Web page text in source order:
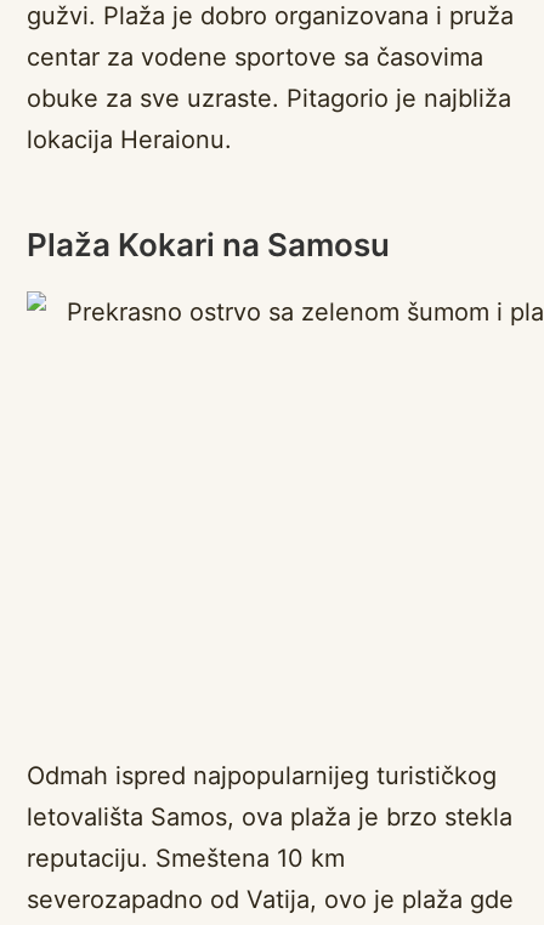
gužvi. Plaža je dobro organizovana i pruža
centar za vodene sportove sa časovima
obuke za sve uzraste. Pitagorio je najbliža
lokacija Heraionu.
Plaža Kokari na Samosu
Odmah ispred najpopularnijeg turističkog
letovališta Samos, ova plaža je brzo stekla
reputaciju. Smeštena 10 km
severozapadno od Vatija, ovo je plaža gde